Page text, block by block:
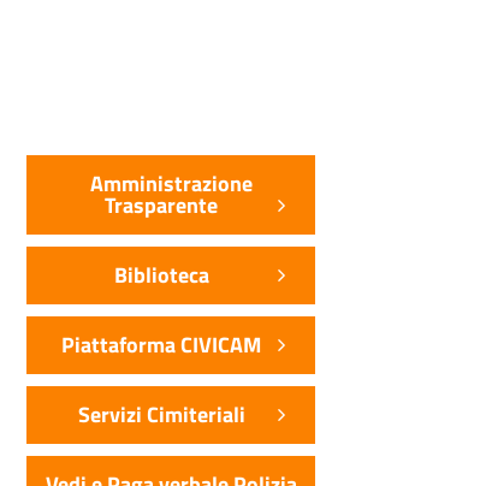
Amministrazione
Trasparente
Biblioteca
Piattaforma CIVICAM
Servizi Cimiteriali